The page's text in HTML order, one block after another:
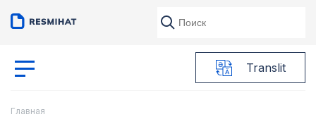
Translit
Главная